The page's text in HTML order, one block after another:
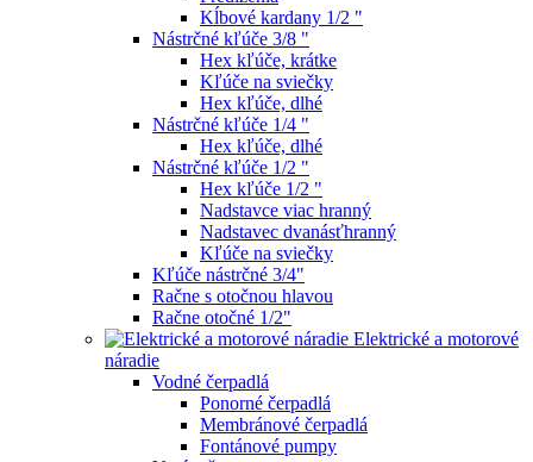
Kĺbové kardany 1/2 "
Nástrčné kľúče 3/8 "
Hex kľúče, krátke
Kľúče na sviečky
Hex kľúče, dlhé
Nástrčné kľúče 1/4 "
Hex kľúče, dlhé
Nástrčné kľúče 1/2 "
Hex kľúče 1/2 "
Nadstavce viac hranný
Nadstavec dvanásťhranný
Kľúče na sviečky
Kľúče nástrčné 3/4"
Račne s otočnou hlavou
Račne otočné 1/2"
Elektrické a motorové
náradie
Vodné čerpadlá
Ponorné čerpadlá
Membránové čerpadlá
Fontánové pumpy